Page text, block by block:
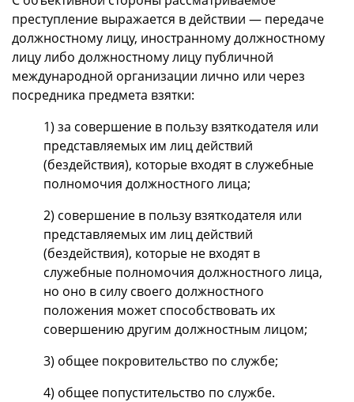
преступление выражается в действии — передаче
должностному лицу, иностранному должностному
лицу либо должностному лицу публичной
международной организации лично или через
посредника предмета взятки:
1) за совершение в пользу взяткодателя или
представляемых им лиц действий
(бездействия), которые входят в служебные
полномочия должностного лица;
2) совершение в пользу взяткодателя или
представляемых им лиц действий
(бездействия), которые не входят в
служебные полномочия должностного лица,
но оно в силу своего должностного
положения может способствовать их
совершению другим должностным лицом;
3) общее покровительство по службе;
4) общее попустительство по службе.